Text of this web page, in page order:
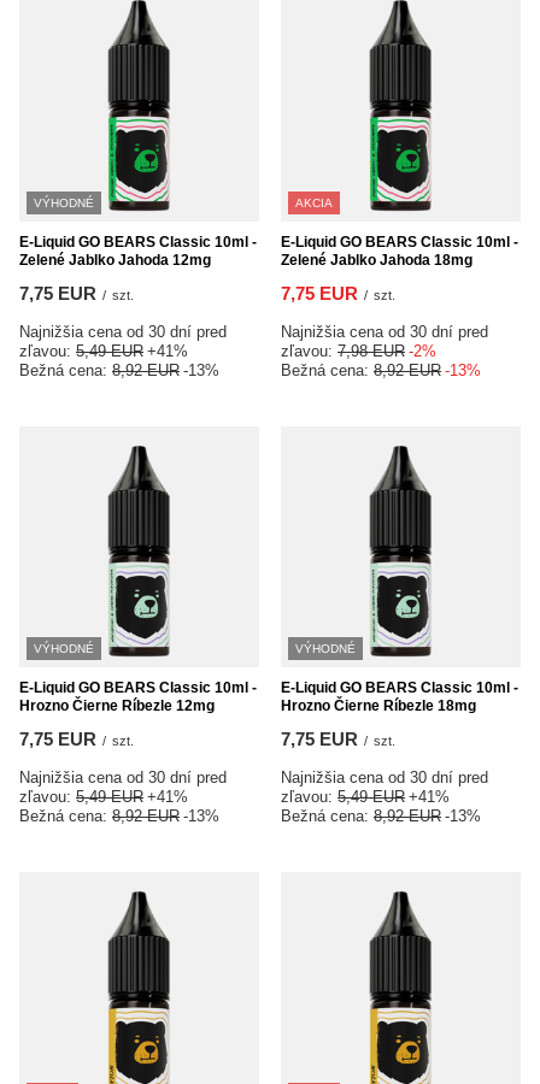
VÝHODNÉ
E-Liquid GO BEARS Classic 10ml -
Zelené Jablko Jahoda 12mg
7,75 EUR / szt.
Najnižšia cena od 30 dní pred
zľavou: 5,49 EUR +41%
Bežná cena: 8,92 EUR -13%
AKCIA
E-Liquid GO BEARS Classic 10ml -
Zelené Jablko Jahoda 18mg
7,75 EUR / szt.
Najnižšia cena od 30 dní pred
zľavou: 7,98 EUR -2%
Bežná cena: 8,92 EUR -13%
VÝHODNÉ
E-Liquid GO BEARS Classic 10ml -
Hrozno Čierne Ríbezle 12mg
7,75 EUR / szt.
Najnižšia cena od 30 dní pred
zľavou: 5,49 EUR +41%
Bežná cena: 8,92 EUR -13%
VÝHODNÉ
E-Liquid GO BEARS Classic 10ml -
Hrozno Čierne Ríbezle 18mg
7,75 EUR / szt.
Najnižšia cena od 30 dní pred
zľavou: 5,49 EUR +41%
Bežná cena: 8,92 EUR -13%